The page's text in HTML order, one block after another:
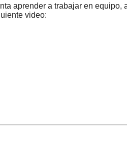
aprender a trabajar en equipo,
video: